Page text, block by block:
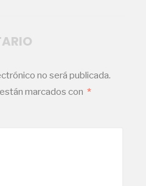
no será publicada.
marcados con *